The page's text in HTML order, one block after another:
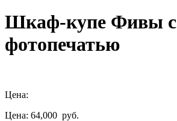
Шкаф-купе Фивы с
фотопечатью
Цена:
Цена: 64,000 руб.